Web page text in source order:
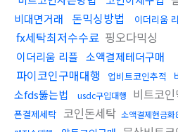
비대면거래
돈믹싱방법 이더리움
fx세탁최저수수료 핑오다믹싱
이더리움 리플 소액결제테더구매
파이코인구매대행 업비트코인추적
소fds뚫는법
usdc구입대행 비트코인
폰결제세탁 코인돈세탁 소액결제현금